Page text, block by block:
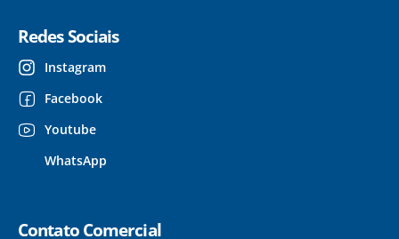
Redes Sociais
Instagram
Facebook
Youtube
WhatsApp
Contato Comercial